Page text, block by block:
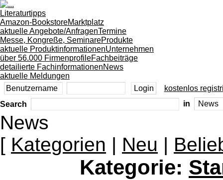
Literaturtipps
Amazon-BookstoreMarktplatz
aktuelle Angebote/AnfragenTermine
Messe, Kongreße, SeminareProdukte
aktuelle ProduktinformationenUnternehmen
über 56.000 FirmenprofileFachbeiträge
detailierte FachinformationenNews
aktuelle Meldungen
kostenlos
Search
in
News
[ Kategorien | Neu |
Kategorie: